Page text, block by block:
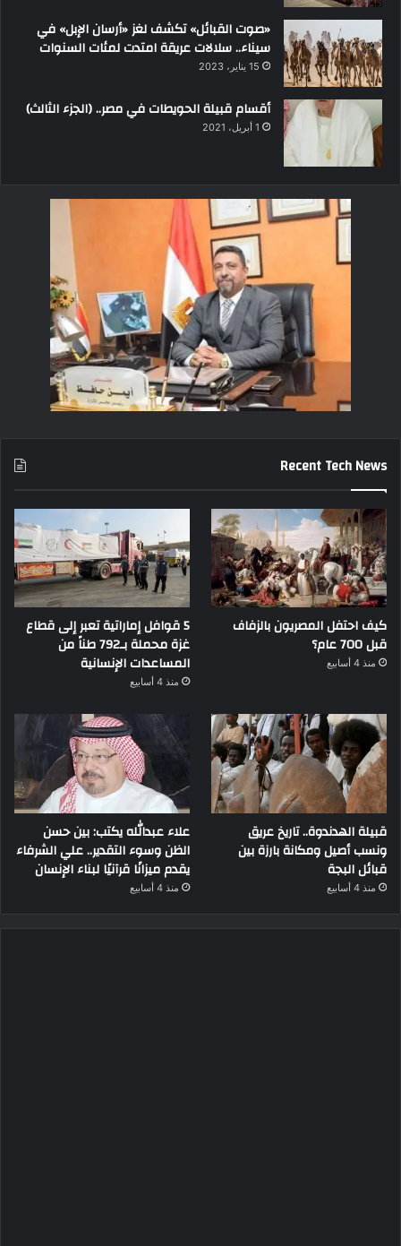
«صوت القبائل» تكشف لغز «أرسان الإبل» في
سيناء.. سلالات عريقة امتدت لمئات السنوات
15 يناير، 2023
أقسام قبيلة الحويطات في مصر.. (الجزء الثالث)
1 أبريل، 2021
Recent Tech News
كيف احتفل المصريون بالزفاف
قبل 700 عام؟
منذ 4 أسابيع
5 قوافل إماراتية تعبر إلى قطاع
غزة محملة بـ792 طناً من
المساعدات الإنسانية
منذ 4 أسابيع
قبيلة الهدندوة.. تاريخ عريق
ونسب أصيل ومكانة بارزة بين
قبائل البجة
منذ 4 أسابيع
علاء عبدالله يكتب: بين حسن
الظن وسوء التقدير.. علي الشرفاء
يقدم ميزانًا قرآنيًا لبناء الإنسان
منذ 4 أسابيع